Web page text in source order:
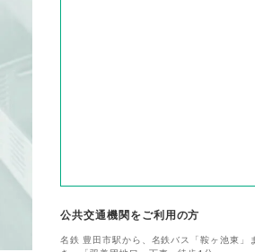
公共交通機関をご利用の方
名鉄 豊田市駅から、名鉄バス「鞍ヶ池東」